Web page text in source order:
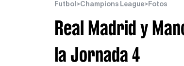
Futbol >Champions League> Fotos
Real Madrid y
la Jornada 4